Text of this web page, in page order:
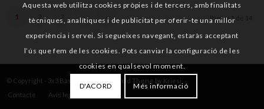
Pàgina 1 de 14
1 »
© Copyright - 3x3 Bàsquet Català
Enfold Theme by Kriesi
Contacte
Avís legal
Aquesta web utilitza cookies pròpies i de tercers, amb finalitats
tècniques, analítiques i de publicitat per oferir-te una millor
experiència i servei. Si segueixes navegant, estaràs acceptant
l’ús que fem de les cookies. Pots canviar la configuració de les
cookies en qualsevol moment.
D'ACORD Més informació